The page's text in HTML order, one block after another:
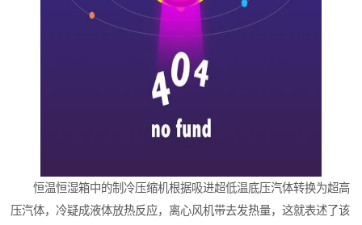
恒温恒湿箱中的制冷压缩机根据吸进超低温底压汽体转换为超高
压汽体，冷疑成液体放热反应，离心风机带去发热量，这就表述了该